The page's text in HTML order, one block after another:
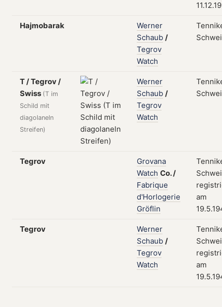
Hajmobarak
Werner
Schaub /
Tegrov
Watch
T / Tegrov /
Swiss (T im
Schild mit
diagolaneln
Streifen)
Werner
Schaub /
Tegrov
Watch
Tegrov
Grovana
Watch Co./
Fabrique
d'Horlogerie
Gröflin
am
Tegrov
Werner
Schaub /
Tegrov
Watch
am